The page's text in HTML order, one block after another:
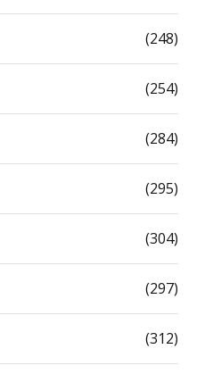
(248)
(254)
(284)
(295)
(304)
(297)
(312)